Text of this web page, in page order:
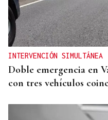
SEGMENTO PRÉMIUM
Arabia Saudí
santuario de lujo
INTERVENCIÓN SIMULTÁNEA
Doble emergencia en
con tres vehículos